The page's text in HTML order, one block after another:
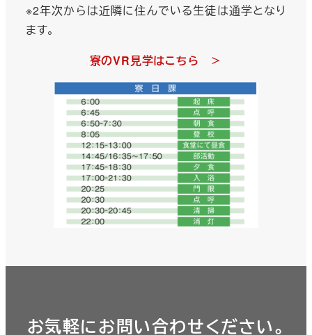
※2年次からは近隣に住んでいる生徒は通学となり
ます。
寮のVR見学はこちら ＞
お気軽にお問い合わせください。